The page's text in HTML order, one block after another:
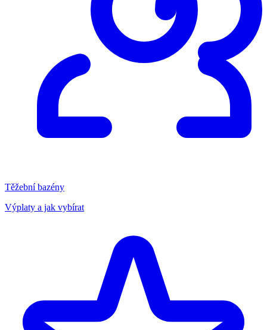
Těžební bazény
Výplaty a jak vybírat